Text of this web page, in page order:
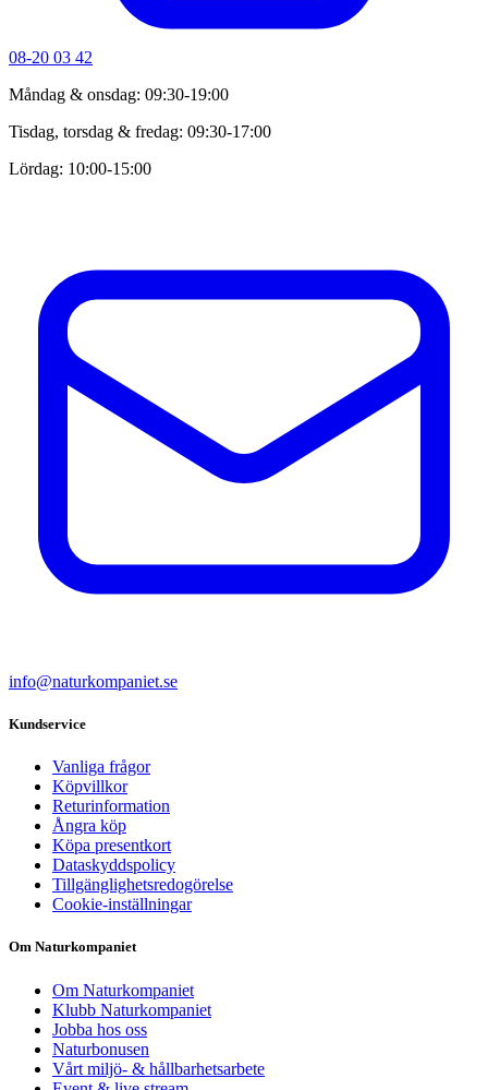
08-20 03 42
Måndag & onsdag: 09:30-19:00
Tisdag, torsdag & fredag: 09:30-17:00
Lördag: 10:00-15:00
info@naturkompaniet.se
Kundservice
Vanliga frågor
Köpvillkor
Returinformation
Ångra köp
Köpa presentkort
Dataskyddspolicy
Tillgänglighetsredogörelse
Cookie-inställningar
Om Naturkompaniet
Om Naturkompaniet
Klubb Naturkompaniet
Jobba hos oss
Naturbonusen
Vårt miljö- & hållbarhetsarbete